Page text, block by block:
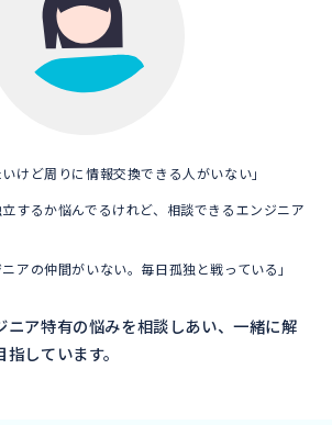
けど周りに情報交換できる人がいない」
立するか悩んでるけれど、相談できるエンジニア
アの仲間がいない。毎日孤独と戦っている」
ニア特有の悩みを相談しあい、一緒に解
しています。